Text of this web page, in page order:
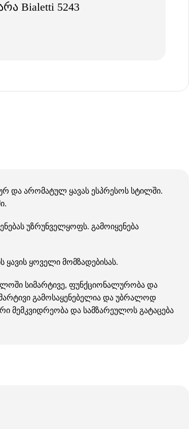
Bialetti 5243
და არომატულ ყავას ესპრესოს სტილში.
უზრუნველყოფს. გამოიყენება
ყოველი მომზადებისას.
სიმარტივე, ფუნქციონალურობა და
გამოსაყენებელია და უბრალოდ
მემკვიდრეობა და სამზარეულოს გატაცება